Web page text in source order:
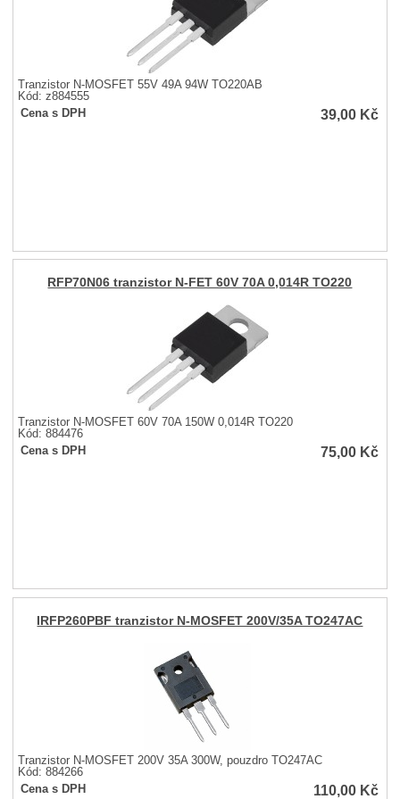
Tranzistor N-MOSFET 55V 49A 94W TO220AB
Kód: z884555
Cena s DPH
39,00 Kč
RFP70N06 tranzistor N-FET 60V 70A 0,014R TO220
Tranzistor N-MOSFET 60V 70A 150W 0,014R TO220
Kód: 884476
Cena s DPH
75,00 Kč
IRFP260PBF tranzistor N-MOSFET 200V/35A TO247AC
Tranzistor N-MOSFET 200V 35A 300W, pouzdro TO247AC
Kód: 884266
Cena s DPH
110,00 Kč